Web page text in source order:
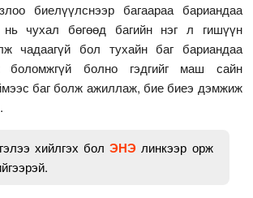
биелүүлснээр багаараа бариандаа
чухал бөгөөд багийн нэг л гишүүн
чадаагүй бол тухайн баг бариандаа
боломжгүй болно гэдгийг маш сайн
баг болж ажиллаж, бие биеэ дэмжиж
хийлгэх болЭНЭ линкээр орж